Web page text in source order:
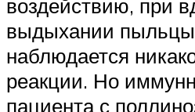
воздействию, при
выдыхании
наблюдается
реакции. Но
пациента с